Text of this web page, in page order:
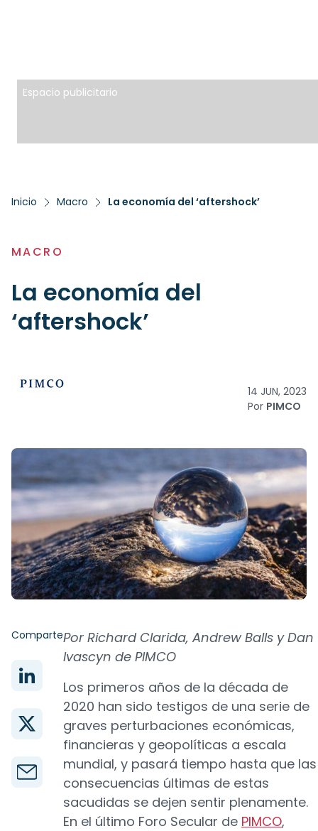
Espacio publicitario
Inicio Macro La economía del ‘aftershock’
MACRO
La economía del
‘aftershock’
14 JUN, 2023
Por PIMCO
CompartePor Richard Clarida, Andrew Balls y Dan
Ivascyn de PIMCO
Los primeros años de la década de
2020 han sido testigos de una serie de
graves perturbaciones económicas,
financieras y geopolíticas a escala
mundial, y pasará tiempo hasta que las
consecuencias últimas de estas
sacudidas se dejen sentir plenamente.
En el último Foro Secular de PIMCO,